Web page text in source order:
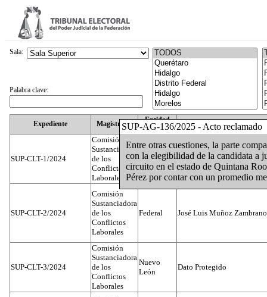
SUP-AG-136/2025 - Acto reclamado
Entre otras cuestiones, la parte
con la elegibilidad de la candidata a
circuito en el estado de Quintana
Pérez por contar con un promedio
Expediente Magistrado
Entidad
Federativa
SUP-CLT-1/2024
Comisión
Sustanciadora
de los
Conflictos
Laborales
Federal Juan José Serrato Velasco
SUP-CLT-2/2024
Comisión
Sustanciadora
de los
Conflictos
Laborales
Federal José Luis Muñoz Zambrano
SUP-CLT-3/2024
Comisión
Sustanciadora
de los
Conflictos
Laborales
Nuevo
León
Dato Protegido
Sala:
Palabra clave: